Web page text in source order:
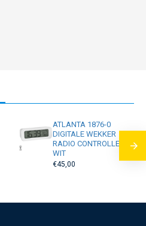
ATLANTA 1876-0
DIGITALE WEKKER
RADIO CONTROLLED
WIT
€45,00